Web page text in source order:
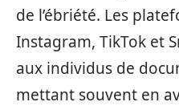
de l’ébriété. Les
Instagram, TikTok et
aux individus de
mettant souvent en